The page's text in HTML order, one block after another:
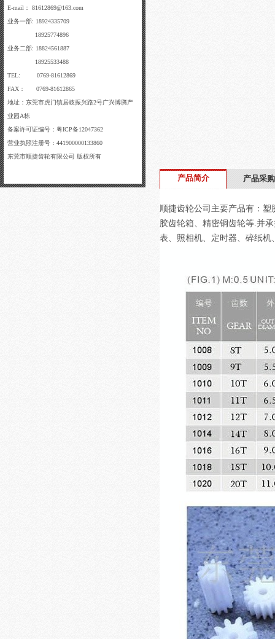
E-mail： 81612869@163.com
业务一部: 18924335709
18925774896
业务二部: 18824561887
18925533488
TEL: 0769-81612869
FAX： 0769-81612865
地址：东莞市虎门镇居岐振兴路2号广兴博腾产
业园A栋
备案许可证编号：粤ICP备12047362
营业执照注册号：441900000133860
东莞市顺捷齿轮有限公司 版权所有
产品简介 产品采购
顺捷齿轮公司主要产品有：
胶齿轮箱、精密铜齿轮等.并
表、照相机、定时器、碎纸